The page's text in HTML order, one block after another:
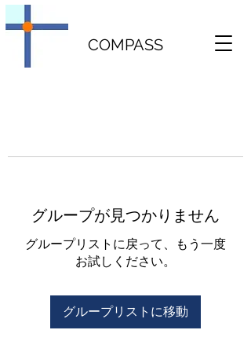
COMPASS
グループが見つかりません
グループリストに戻って、もう一度
お試しください。
グループリストに移動